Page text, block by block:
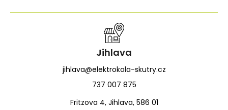
Jihlava
jihlava@elektrokola-skutry.cz
737 007 875
Fritzova 4, Jihlava, 586 01